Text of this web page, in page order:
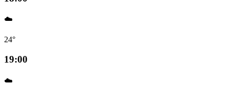
☁️
24°
19:00
☁️